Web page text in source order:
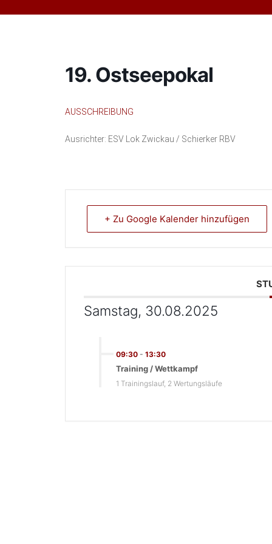
19. Ostseepokal
AUSSCHREIBUNG
Ausrichter: ESV Lok Zwickau / Schierker RBV
+ Zu Google Kalender hinzufügen
Samstag, 30.08.2025
09:30 - 13:30
Training / Wettkampf
1 Trainingslauf, 2 Wertungsläufe